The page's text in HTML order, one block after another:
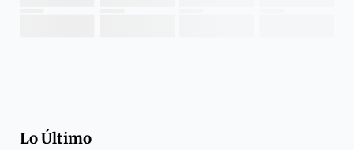
Lo Último